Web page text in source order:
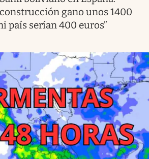
gano unos 1400
país serían 400 euros”